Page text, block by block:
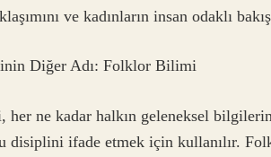
ve kadınların insan odaklı
Diğer Adı: Folklor Bilimi
ne kadar halkın geleneksel
disiplini ifade etmek için kullanılır.